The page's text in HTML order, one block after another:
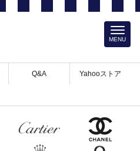
Q&A Yahooストア
MENU